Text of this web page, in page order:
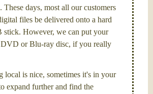
These days, most all our customers
files be delivered onto a hard
stick. However, we can put your
DVD or Blu-ray disc, if you really
local is nice, sometimes it's in your
expand further and find the